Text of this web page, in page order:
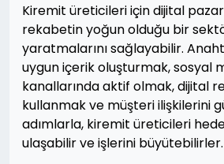
Kiremit üreticileri için dijital
rekabetin yoğun olduğu bir
yaratmalarını sağlayabilir.
uygun içerik oluşturmak, sosyal
kanallarında aktif olmak, dijital
kullanmak ve müşteri ilişkilerini
adımlarla, kiremit üreticileri
ulaşabilir ve işlerini büyütebilirler.